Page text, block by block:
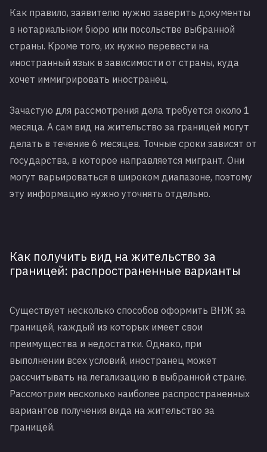
Как правило, заявителю нужно заверить документы
в нотариальном бюро или посольстве выбранной
страны. Кроме того, их нужно перевести на
иностранный язык в зависимости от страны, куда
хочет иммигрировать иностранец.
Зачастую для рассмотрения дела требуется около 1
месяца. А сам вид на жительство за границей могут
делать в течение 6 месяцев. Точные сроки зависят от
государства, в которое направляется мигрант. Они
могут варьироваться в широком диапазоне, поэтому
эту информацию нужно уточнять отдельно.
Как получить вид на жительство за
границей: распространенные варианты
Существует несколько способов оформить ВНЖ за
границей, каждый из которых имеет свои
преимущества и недостатки. Однако, при
выполнении всех условий, иностранец может
рассчитывать на легализацию в выбранной стране.
Рассмотрим несколько наиболее распространенных
вариантов получения вида на жительство за
границей.